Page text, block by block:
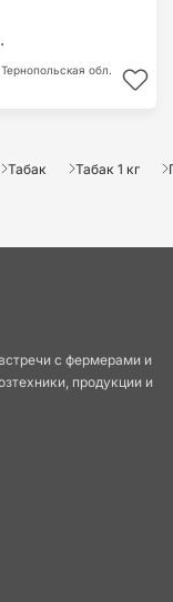
Тернопольская обл.
Табак Табак 1 кг
с фермерами и
продукции и